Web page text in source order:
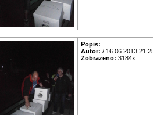
Popis:
Autor: / 16.06.2013
Zobrazeno: 3184x